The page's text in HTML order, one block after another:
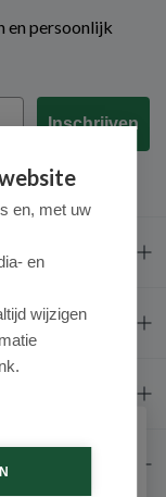
en persoonlijk
Inschrijven
en, met uw
en
wijzigen
en persoonlijk